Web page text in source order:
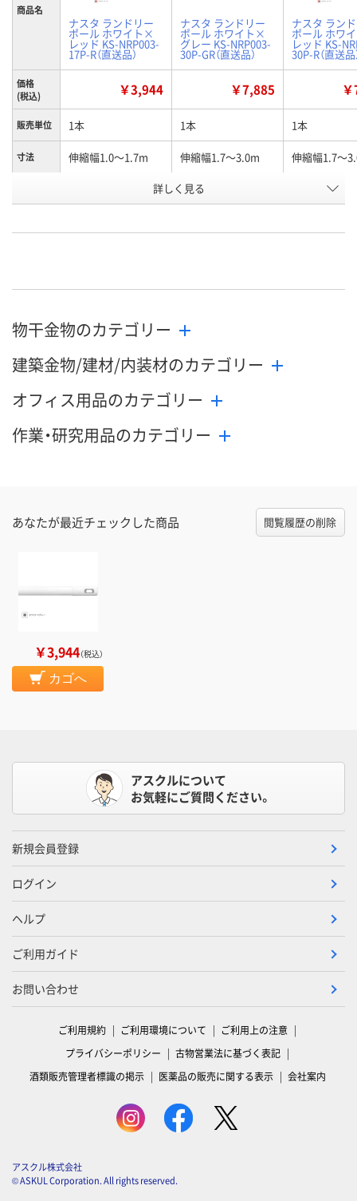
商品名
ナスタ ランドリー
ポール ホワイト×
レッド KS-NRP003-
17P-R（直送品）
ナスタ ランドリー
ポール ホワイト×
グレー KS-NRP003-
30P-GR（直送品）
ナスタ ラン
ポール ホワ
レッド KS-
30P-R（直送品
価格
(税込)
￥3,944 ￥7,885
販売単位 1本 1本 1本
寸法 伸縮幅1.0～1.7m 伸縮幅1.7～3.0m 伸縮幅1.7～
ホワイト×グレー ホワイト×
号
お届け日 8月25日（火）まで 8月26日（水）まで 8月26日（水）
数量
カゴへ
数量
カゴへ
詳しく見る
物干金物のカテゴリー
建築金物/建材/内装材のカテゴリー
オフィス用品のカテゴリー
作業・研究用品のカテゴリー
あなたが最近チェックした商品 閲覧履歴の削除
￥3,944（税込）
カゴへ
アスクルについて
お気軽にご質問ください。
新規会員登録
ログイン
ヘルプ
ご利用ガイド
お問い合わせ
ご利用規約 ご利用環境について
ご利用上の注意
プライバシーポリシー
古物営業法に基づく表記
酒類販売管理者標識の掲示
医薬品の販売に関する表示 会社案内
アスクル株式会社
© ASKUL Corporation. All rights reserved.